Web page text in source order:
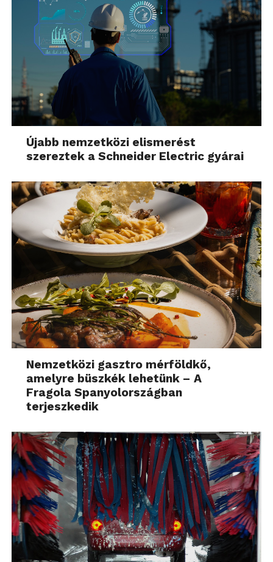
Újabb nemzetközi elismerést
szereztek a Schneider Electric gyárai
Nemzetközi gasztro mérföldkő,
amelyre büszkék lehetünk – A
Fragola Spanyolországban
terjeszkedik